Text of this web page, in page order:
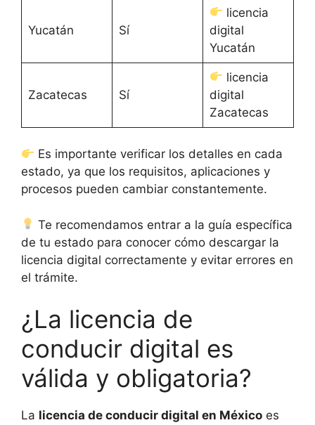
Yucatán Sí
licencia
digital
Yucatán
Zacatecas Sí
licencia
digital
Zacatecas
Es importante verificar los detalles en cada
estado, ya que los requisitos, aplicaciones y
procesos pueden cambiar constantemente.
Te recomendamos entrar a la guía específica
de tu estado para conocer cómo descargar la
licencia digital correctamente y evitar errores en
el trámite.
¿La licencia de
conducir digital es
válida y obligatoria?
La licencia de conducir digital en México es